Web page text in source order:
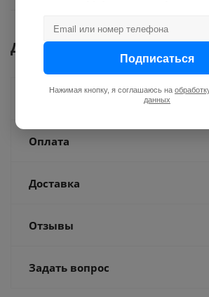
Документы
Оплата
Доставка
Отзывы
Задать вопрос
Подписаться
Нажимая кнопку, я соглашаюсь на
данных